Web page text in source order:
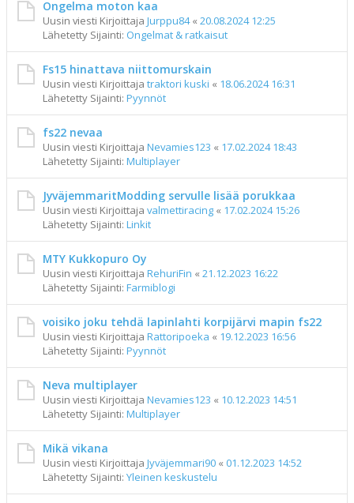
Ongelma moton kaa
Uusin viesti Kirjoittaja Jurppu84« 20.08.2024 12:25
Lähetetty Sijainti: Ongelmat & ratkaisut
Fs15 hinattava niittomurskain
Uusin viesti Kirjoittaja traktori kuski « 18.06.2024 16:31
Lähetetty Sijainti: Pyynnöt
fs22 nevaa
Uusin viesti Kirjoittaja Nevamies123 « 17.02.2024 18:43
Lähetetty Sijainti: Multiplayer
JyväjemmaritModding servulle lisää porukkaa
Uusin viesti Kirjoittaja valmettiracing « 17.02.2024 15:26
Lähetetty Sijainti: Linkit
MTY Kukkopuro Oy
Uusin viesti Kirjoittaja RehuriFin « 21.12.2023 16:22
Lähetetty Sijainti: Farmiblogi
voisiko joku tehdä lapinlahti korpijärvi mapin fs22
Uusin viesti Kirjoittaja Rattoripoeka « 19.12.2023 16:56
Lähetetty Sijainti: Pyynnöt
Neva multiplayer
Uusin viesti Kirjoittaja Nevamies123 « 10.12.2023 14:51
Lähetetty Sijainti: Multiplayer
Mikä vikana
Uusin viesti Kirjoittaja Jyväjemmari90 « 01.12.2023 14:52
Lähetetty Sijainti: Yleinen keskustelu